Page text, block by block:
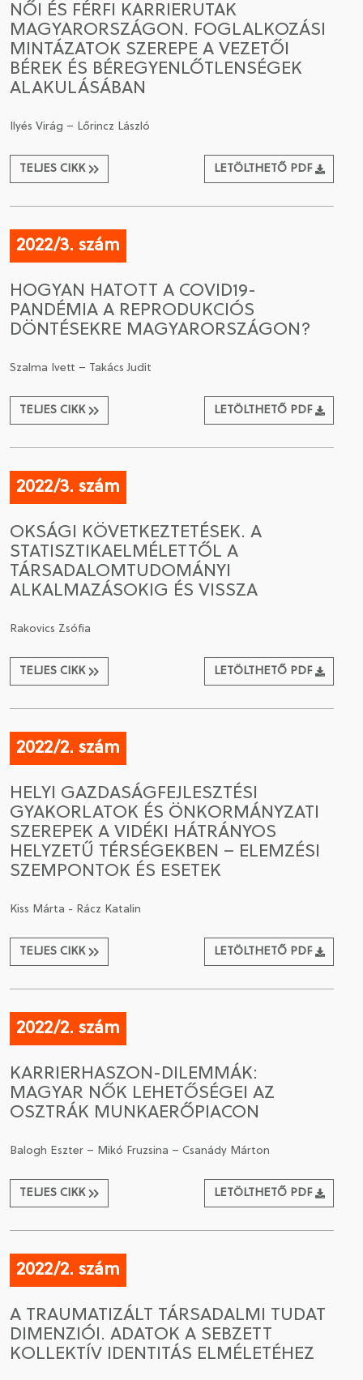
NŐI ÉS FÉRFI KARRIERUTAK
MAGYARORSZÁGON. FOGLALKOZÁSI
MINTÁZATOK SZEREPE A VEZETŐI
BÉREK ÉS BÉREGYENLŐTLENSÉGEK
ALAKULÁSÁBAN
Ilyés Virág – Lőrincz László
TELJES CIKK LETÖLTHETŐ PDF
2022/3. szám
HOGYAN HATOTT A COVID19-
PANDÉMIA A REPRODUKCIÓS
DÖNTÉSEKRE MAGYARORSZÁGON?
Szalma Ivett – Takács Judit
TELJES CIKK LETÖLTHETŐ PDF
2022/3. szám
OKSÁGI KÖVETKEZTETÉSEK. A
STATISZTIKAELMÉLETTŐL A
TÁRSADALOMTUDOMÁNYI
ALKALMAZÁSOKIG ÉS VISSZA
Rakovics Zsófia
TELJES CIKK LETÖLTHETŐ PDF
2022/2. szám
HELYI GAZDASÁGFEJLESZTÉSI
GYAKORLATOK ÉS ÖNKORMÁNYZATI
SZEREPEK A VIDÉKI HÁTRÁNYOS
HELYZETŰ TÉRSÉGEKBEN – ELEMZÉSI
SZEMPONTOK ÉS ESETEK
Kiss Márta - Rácz Katalin
TELJES CIKK LETÖLTHETŐ PDF
2022/2. szám
KARRIERHASZON-DILEMMÁK:
MAGYAR NŐK LEHETŐSÉGEI AZ
OSZTRÁK MUNKAERŐPIACON
Balogh Eszter – Mikó Fruzsina – Csanády Márton
TELJES CIKK LETÖLTHETŐ PDF
2022/2. szám
A TRAUMATIZÁLT TÁRSADALMI TUDAT
DIMENZIÓI. ADATOK A SEBZETT
KOLLEKTÍV IDENTITÁS ELMÉLETÉHEZ